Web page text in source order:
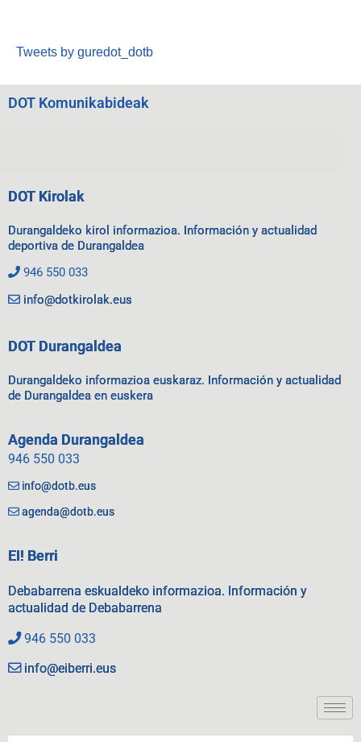
Tweets by guredot_dotb
DOT Komunikabideak
DOT Kirolak
Durangaldeko kirol informazioa. Información y actualidad
deportiva de Durangaldea
946 550 033
info@dotkirolak.eus
DOT Durangaldea
Durangaldeko informazioa euskaraz. Información y actualidad
de Durangaldea en euskera
Agenda Durangaldea
946 550 033
info@dotb.eus
agenda@dotb.eus
EI! Berri
Debabarrena eskualdeko informazioa. Información y
actualidad de Debabarrena
946 550 033
info@eiberri.eus